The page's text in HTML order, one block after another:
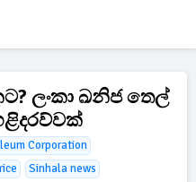
ලංකා ඛනිජ තෙල්
Corporation
Sinhala news